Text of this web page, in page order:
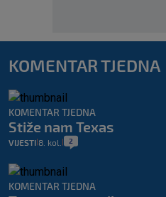
KOMENTAR TJEDNA
KOMENTAR TJEDNA
Stiže nam Texas
VIJESTI 8. kol. 2
KOMENTAR TJEDNA